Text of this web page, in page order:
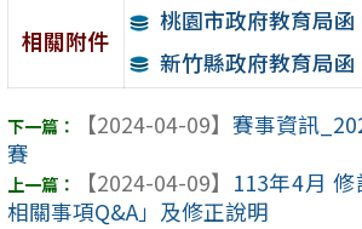
相關附件
桃園市政府教育局函
新竹縣政府教育局函
【2024-04-09】 賽事資訊
賽
【2024-04-09】 113年4月
相關事項Q&A」及修正說明